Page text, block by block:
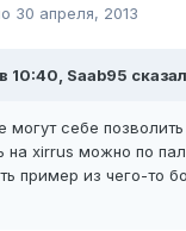
30 апреля, 2013
10:40, Saab95
могут себе
на xirrus можно по
пример из чего-то